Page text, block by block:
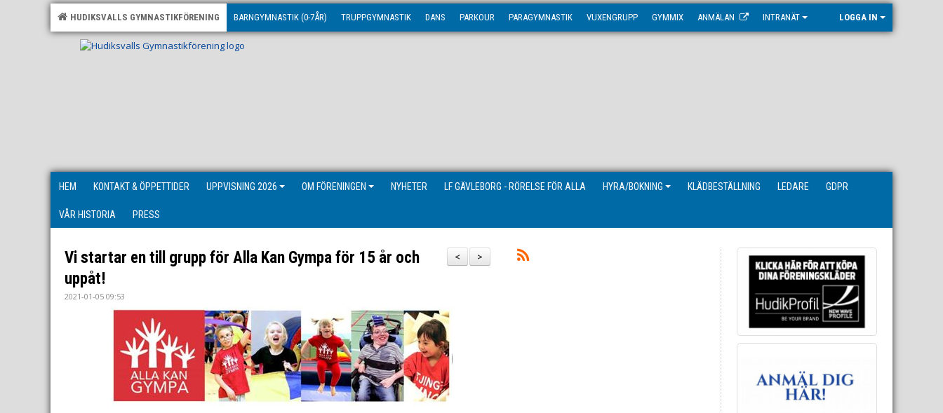
HUDIKSVALLS GYMNASTIKFÖRENING BARNGYMNASTIK (0-7ÅR) TRUPPGYMNASTIK DANS PARKOUR PARAGYMNASTIK VUXENGRUPP GYMMIX ANMÄLAN INTRANÄT LOGGA IN
HEM KONTAKT & ÖPPETTIDER UPPVISNING 2026 OM FÖRENINGEN NYHETER LF GÄVLEBORG - RÖRELSE FÖR ALLA HYRA/BOKNING KLÄDBESTÄLLNING LEDARE GDPR
VÅR HISTORIA PRESS
>
<
Vi startar en till grupp för Alla Kan Gympa för 15 år och
uppåt!
2021-01-05 09:53